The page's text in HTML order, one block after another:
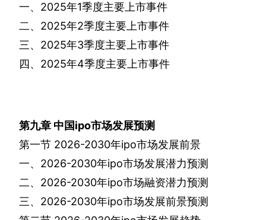
一、 2025年1季度主要上市事件
二、 2025年2季度主要上市事件
三、 2025年3季度主要上市事件
四、 2025年4季度主要上市事件
第九章 中国ipo市场发展预测
第一节 2026-2030年ipo市场发展前景
一、 2026-2030年ipo市场发展潜力预测
二、 2026-2030年ipo市场融资潜力预测
三、 2026-2030年ipo市场发展前景预测